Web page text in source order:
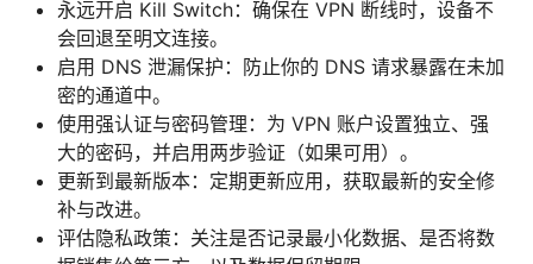
永远开启 Kill Switch：确保在 VPN 断线时，设备不
会回退至明文连接。
启用 DNS 泄漏保护：防止你的 DNS 请求暴露在未加
密的通道中。
使用强认证与密码管理：为 VPN 账户设置独立、强
大的密码，并启用两步验证（如果可用）。
更新到最新版本：定期更新应用，获取最新的安全修
补与改进。
评估隐私政策：关注是否记录最小化数据、是否将数